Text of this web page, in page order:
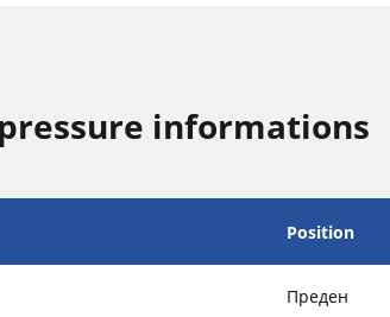
informations
Position
Преден